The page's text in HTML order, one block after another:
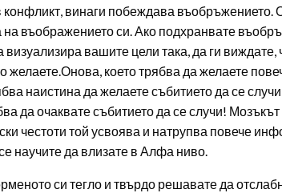
конфликт, винаги побеждава въобръжението.
въображението си. Ако подхранвате
вашите цели така, да ги виждате,
желаете.Онова, което трябва да желаете
наистина да желаете събитието да се
да очаквате събитието да се случи!
честоти той усвоява и натрупва повече
научите да влизате в Алфа ниво.
си тегло и твърдо решавате да